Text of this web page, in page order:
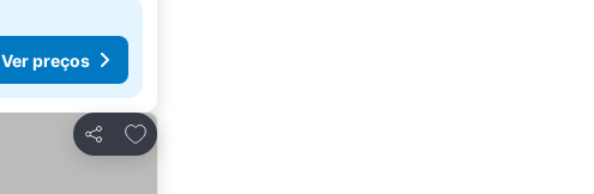
Ver preços
Partilhar
Adicionar aos favoritos